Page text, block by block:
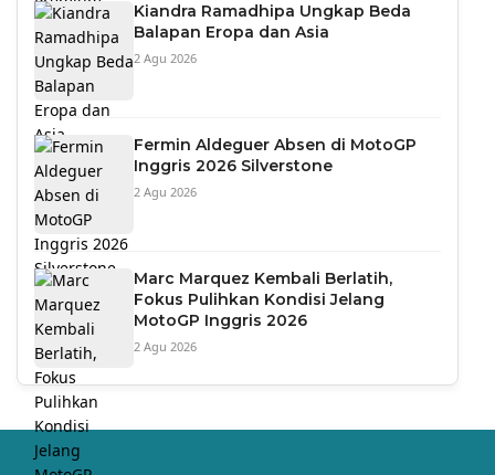
Kiandra Ramadhipa Ungkap Beda
Balapan Eropa dan Asia
2 Agu 2026
Fermin Aldeguer Absen di MotoGP
Inggris 2026 Silverstone
2 Agu 2026
Marc Marquez Kembali Berlatih,
Fokus Pulihkan Kondisi Jelang
MotoGP Inggris 2026
2 Agu 2026